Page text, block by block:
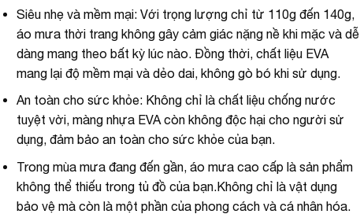
Siêu nhẹ và mềm mại: Với trọng lượng chỉ từ 110g đến 140g,
áo mưa thời trang không gây cảm giác nặng nề khi mặc và dễ
dàng mang theo bất kỳ lúc nào. Đồng thời, chất liệu EVA
mang lại độ mềm mại và dẻo dai, không gò bó khi sử dụng.
An toàn cho sức khỏe: Không chỉ là chất liệu chống nước
tuyệt vời, màng nhựa EVA còn không độc hại cho người sử
dụng, đảm bảo an toàn cho sức khỏe của bạn.
Trong mùa mưa đang đến gần, áo mưa cao cấp là sản phẩm
không thể thiếu trong tủ đồ của bạn.Không chỉ là vật dụng
bảo vệ mà còn là một phần của phong cách và cá nhân hóa.